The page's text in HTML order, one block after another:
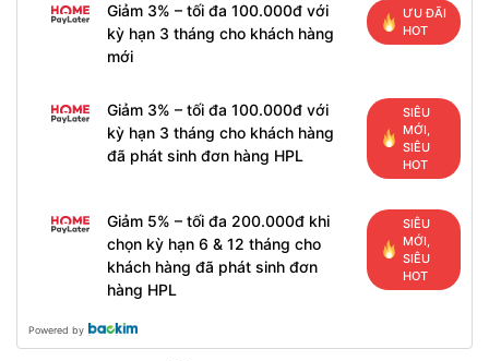
Giảm 3% – tối đa 100.000đ với
kỳ hạn 3 tháng cho khách hàng
mới
ƯU ĐÃI
HOT
Giảm 3% – tối đa 100.000đ với
kỳ hạn 3 tháng cho khách hàng
đã phát sinh đơn hàng HPL
SIÊU
MỚI,
SIÊU
HOT
Giảm 5% – tối đa 200.000đ khi
chọn kỳ hạn 6 & 12 tháng cho
khách hàng đã phát sinh đơn
hàng HPL
SIÊU
MỚI,
SIÊU
HOT
Powered by